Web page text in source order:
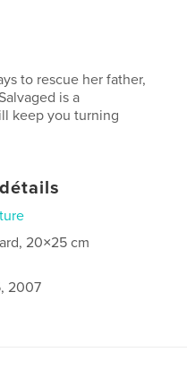
to rescue her father,
is a
keep you turning
20×25 cm
2007